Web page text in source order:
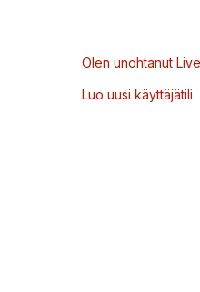
Olen unohtanut
Luo uusi käyttäjätili